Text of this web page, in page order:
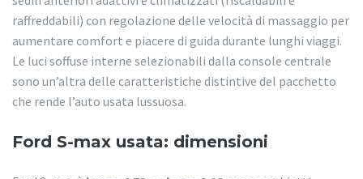
raffreddabili) con regolazione delle velocità di massaggio per
aumentare comfort e piacere di guida durante lunghi viaggi.
Le luci soffuse interne selezionabili dalla console centrale
sono un’altra delle caratteristiche distintive del pacchetto
che rende l’auto usata lussuosa.
Ford S-max usata: dimensioni